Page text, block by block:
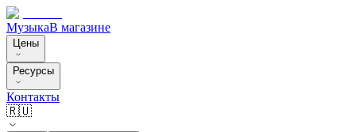
МузыкаВ магазине
Цены
Ресурсы
Контакты
🇷🇺